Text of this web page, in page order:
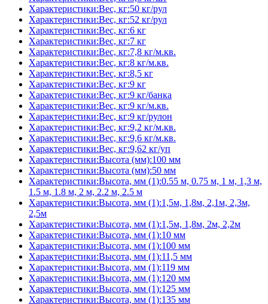
Характеристики:Вес, кг:50 кг/рул
Характеристики:Вес, кг:52 кг/рул
Характеристики:Вес, кг:6 кг
Характеристики:Вес, кг:7 кг
Характеристики:Вес, кг:7,8 кг/м.кв.
Характеристики:Вес, кг:8 кг/м.кв.
Характеристики:Вес, кг:8,5 кг
Характеристики:Вес, кг:9 кг
Характеристики:Вес, кг:9 кг/банка
Характеристики:Вес, кг:9 кг/м.кв.
Характеристики:Вес, кг:9 кг/рулон
Характеристики:Вес, кг:9,2 кг/м.кв.
Характеристики:Вес, кг:9,6 кг/м.кв.
Характеристики:Вес, кг:9,62 кг/уп
Характеристики:Высота (мм):100 мм
Характеристики:Высота (мм):50 мм
Характеристики:Высота, мм (1):0.55 м, 0.75 м, 1 м, 1,3 м,
1.5 м, 1.8 м, 2 м, 2.2 м, 2.5 м
Характеристики:Высота, мм (1):1,5м, 1,8м, 2,1м, 2,3м,
2,5м
Характеристики:Высота, мм (1):1,5м, 1,8м, 2м, 2,2м
Характеристики:Высота, мм (1):10 мм
Характеристики:Высота, мм (1):100 мм
Характеристики:Высота, мм (1):11,5 мм
Характеристики:Высота, мм (1):119 мм
Характеристики:Высота, мм (1):120 мм
Характеристики:Высота, мм (1):125 мм
Характеристики:Высота, мм (1):135 мм